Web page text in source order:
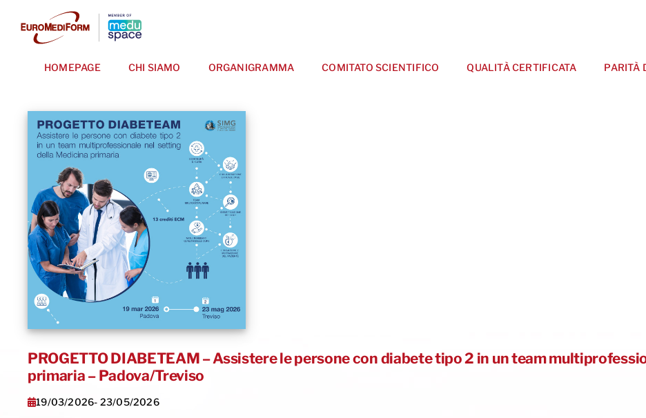
contenuto
HOMEPAGE CHI SIAMO ORGANIGRAMMA COMITATO SCIENTIFICO QUALITÀ CERTIFICATA PARITÀ
PROGETTO DIABETEAM – Assistere le persone con diabete tipo 2 in un team
primaria – Padova/Treviso
19/03/2026- 23/05/2026